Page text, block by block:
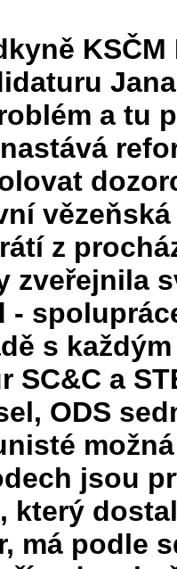
a tu
z
zveřejnila
-
s
SC&C a
ODS
jsou
který
má podle